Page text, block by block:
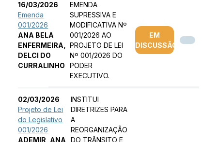
16/03/2026
Emenda
001/2026
ANA BELA
ENFERMEIRA,
DELCI DO
CURRALINHO
EMENDA
SUPRESSIVA E
MODIFICATIVA Nº
001/2026 AO
PROJETO DE LEI
Nº 001/2026 DO
PODER
EXECUTIVO.
EM
DISCUSSÃO
02/03/2026
Projeto de Lei
do Legislativo
001/2026
ADEMIR, ANA
INSTITUI
DIRETRIZES PARA
A
REORGANIZAÇÃO
DO TRÂNSITO E